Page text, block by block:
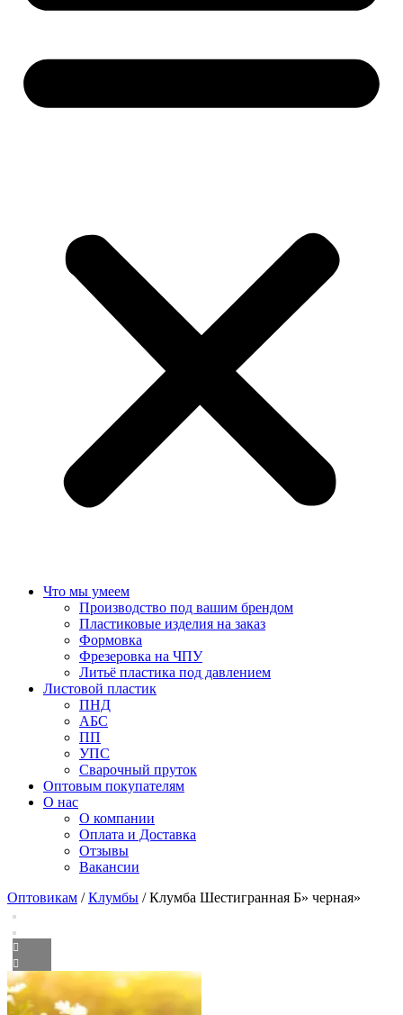
Что мы умеем
Производство под вашим брендом
Пластиковые изделия на заказ
Формовка
Фрезеровка на ЧПУ
Литьё пластика под давлением
Листовой пластик
ПНД
АБС
ПП
УПС
Сварочный пруток
Оптовым покупателям
О нас
О компании
Оплата и Доставка
Отзывы
Вакансии
Оптовикам /Клумбы / Клумба Шестигранная Б» черная»